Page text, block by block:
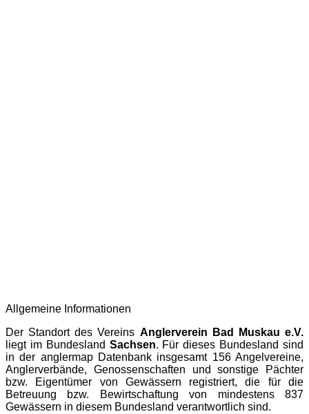
Allgemeine Informationen
Der Standort des Vereins Anglerverein Bad Muskau e.V.
liegt im Bundesland Sachsen. Für dieses Bundesland sind
in der anglermapDatenbank insgesamt 156 Angelvereine,
Anglerverbände, Genossenschaften und sonstige Pächter
bzw. Eigentümer von Gewässern registriert, die für die
Betreuung bzw. Bewirtschaftung von mindestens 837
Gewässern in diesem Bundesland verantwortlich sind.